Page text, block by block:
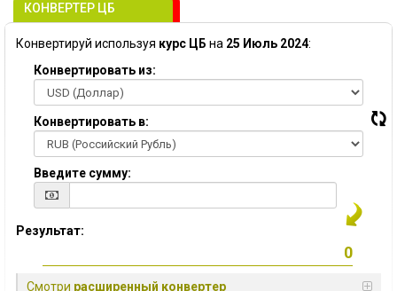
КОНВЕРТЕР ЦБ
Конвертируй используя курс ЦБ на 25 Июль 2024:
Конвертировать из:
Конвертировать в:
Введите сумму:
Результат:
Смотри расширенный конвертер